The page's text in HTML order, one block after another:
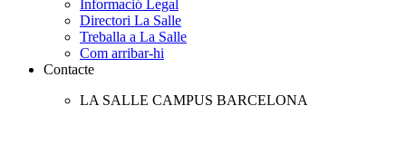
Informació Legal
Directori La Salle
Treballa a La Salle
Com arribar-hi
Contacte
LA SALLE CAMPUS BARCELONA